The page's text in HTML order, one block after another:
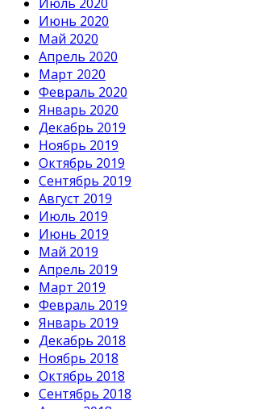
Июль 2020
Июнь 2020
Май 2020
Апрель 2020
Март 2020
Февраль 2020
Январь 2020
Декабрь 2019
Ноябрь 2019
Октябрь 2019
Сентябрь 2019
Август 2019
Июль 2019
Июнь 2019
Май 2019
Апрель 2019
Март 2019
Февраль 2019
Январь 2019
Декабрь 2018
Ноябрь 2018
Октябрь 2018
Сентябрь 2018